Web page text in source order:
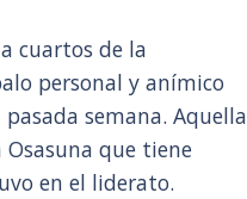
cuartos de la
personal y anímico
semana. Aquella
que tiene
en el liderato.